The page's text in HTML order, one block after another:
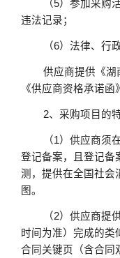
（5）参加采购
违法记录；
（6）法律、行
供应商提供《湖
《供应商资格承诺函》
2、采购项目的
（1）供应商须
登记备案，且登记备
测，提供在全国社会
图。
（2） 供应商提
时间为准）完成的类
合同关键页（含合同